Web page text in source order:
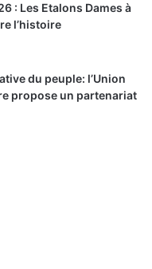
: Les Etalons Dames à
l’histoire
du peuple: l’Union
propose un partenariat